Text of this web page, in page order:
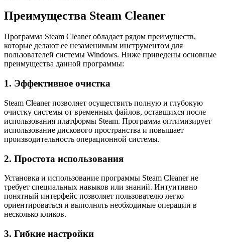
Преимущества Steam Cleaner
Программа Steam Cleaner обладает рядом преимуществ,
которые делают ее незаменимым инструментом для
пользователей системы Windows. Ниже приведены основные
преимущества данной программы:
1. Эффективное очистка
Steam Cleaner позволяет осуществить полную и глубокую
очистку системы от временных файлов, оставшихся после
использования платформы Steam. Программа оптимизирует
использование дискового пространства и повышает
производительность операционной системы.
2. Простота использования
Установка и использование программы Steam Cleaner не
требует специальных навыков или знаний. Интуитивно
понятный интерфейс позволяет пользователю легко
ориентироваться и выполнять необходимые операции в
несколько кликов.
3. Гибкие настройки